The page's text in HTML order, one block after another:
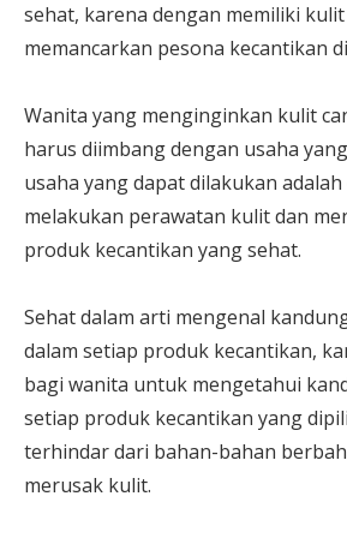
sehat, karena dengan memiliki
memancarkan pesona kecantikan
Wanita yang menginginkan kulit
harus diimbang dengan usaha
usaha yang dapat dilakukan
melakukan perawatan kulit dan
produk kecantikan yang sehat.
Sehat dalam arti mengenal
dalam setiap produk kecantikan,
bagi wanita untuk mengetahui
setiap produk kecantikan yang
terhindar dari bahan-bahan
merusak kulit.